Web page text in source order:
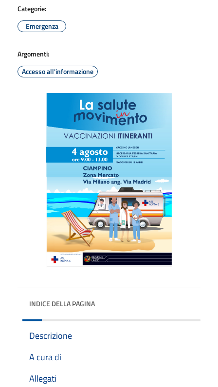
Categorie:
Emergenza
Argomenti:
Accesso all'informazione
INDICE DELLA PAGINA
Descrizione
A cura di
Allegati